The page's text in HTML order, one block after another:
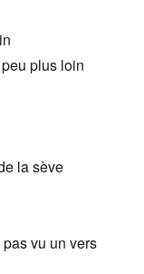
plus loin
la sève
vu un vers